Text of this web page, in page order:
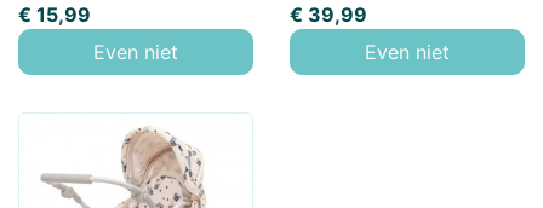
Prijs
€ 15,99
Even niet
Prijs
€ 39,99
Even niet